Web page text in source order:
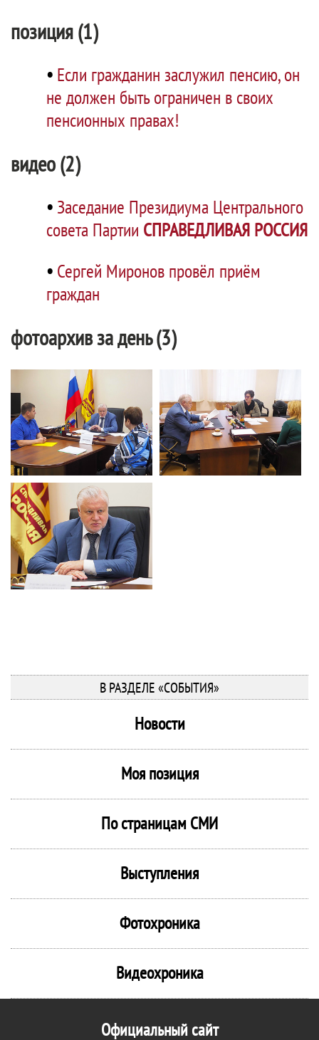
позиция (1)
• Если гражданин заслужил пенсию, он
не должен быть ограничен в своих
пенсионных правах!
видео (2)
• Заседание Президиума Центрального
совета Партии СПРАВЕДЛИВАЯ РОССИЯ
• Сергей Миронов провёл приём
граждан
фотоархив за день (3)
В РАЗДЕЛЕ «СОБЫТИЯ»
Новости
Моя позиция
По страницам СМИ
Выступления
Фотохроника
Видеохроника
Официальный сайт